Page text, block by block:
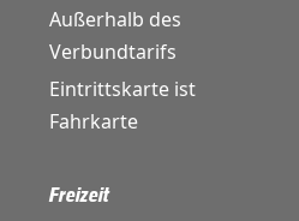
Außerhalb des
Verbundtarifs
Eintrittskarte ist
Fahrkarte
Freizeit